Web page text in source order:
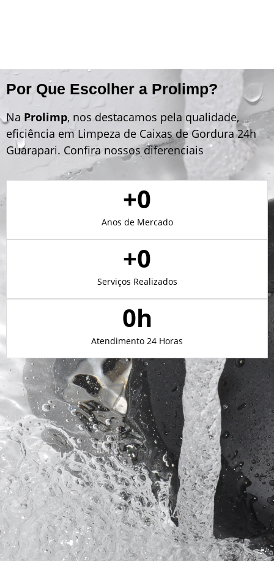
Por Que Escolher a Prolimp?
Na Prolimp, nos destacamos pela qualidade,
eficiência em Limpeza de Caixas de Gordura 24h
Guarapari. Confira nossos diferenciais
Anos de Mercado
+0
Serviços Realizados
+0
Atendimento 24 Horas
0h